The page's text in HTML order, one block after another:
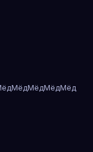
МёдМёдМёдМёд